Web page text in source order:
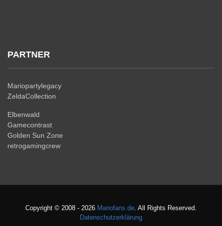
PARTNER
Mariopartylegacy
ZeldaCollection
Elbenwald
Gamecontrast
Golden Sun Zone
retrogamingcrew
Copyright © 2008 - 2026 Mariofans.de. All Rights Reserved.
Datenschutzerklärung